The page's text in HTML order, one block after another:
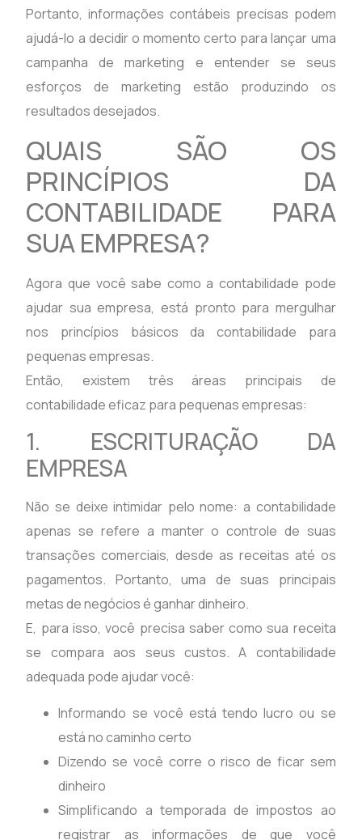
Portanto, informações contábeis precisas podem
ajudá-lo a decidir o momento certo para lançar uma
campanha de marketing e entender se seus
esforços de marketing estão produzindo os
resultados desejados.
QUAIS SÃO OS
PRINCÍPIOS DA
CONTABILIDADE PARA
SUA EMPRESA?
Agora que você sabe como a contabilidade pode
ajudar sua empresa, está pronto para mergulhar
nos princípios básicos da contabilidade para
pequenas empresas.
Então, existem três áreas principais de
contabilidade eficaz para pequenas empresas:
1. ESCRITURAÇÃO DA
EMPRESA
Não se deixe intimidar pelo nome: a contabilidade
apenas se refere a manter o controle de suas
transações comerciais, desde as receitas até os
pagamentos. Portanto, uma de suas principais
metas de negócios é ganhar dinheiro.
E, para isso, você precisa saber como sua receita
se compara aos seus custos. A contabilidade
adequada pode ajudar você:
Informando se você está tendo lucro ou se
está no caminho certo
Dizendo se você corre o risco de ficar sem
dinheiro
Simplificando a temporada de impostos ao
registrar as informações de que você